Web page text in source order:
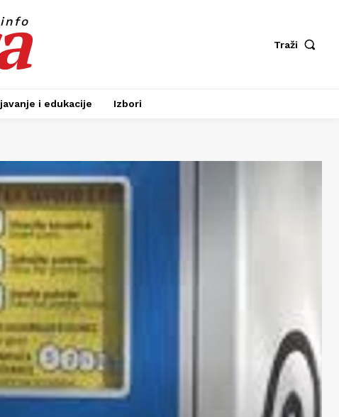
info
Traži
i edukacije Izbori